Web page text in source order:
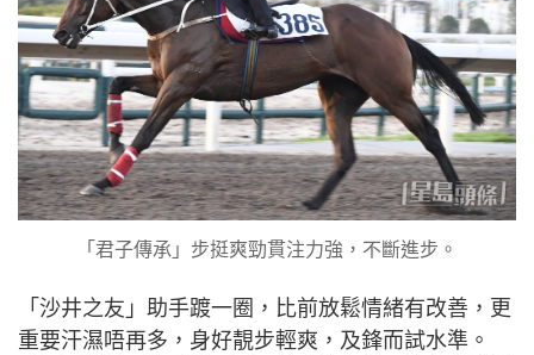
「君子傳承」步挺爽勁貫注力強，不斷進步。
「沙井之友」助手踱一圈，比前放鬆情緒有改善，更
重要汗濕唔再多，身好靚步輕爽，及鋒而試水準。